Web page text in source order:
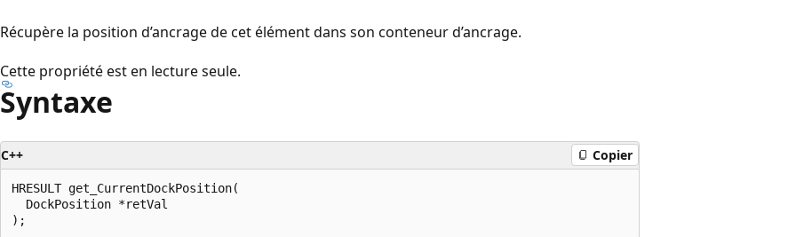
Récupère la position d’ancrage de cet élément dans son conteneur d’ancrage.
Cette propriété est en lecture seule.
Syntaxe
C++ Copier
HRESULT get_CurrentDockPosition(
  DockPosition *retVal